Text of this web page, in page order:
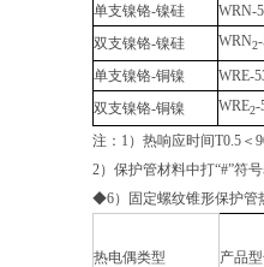
单支镍铬-镍硅
WRN-
双支镍铬-镍硅
WRN2
单支镍铬-铜镍
WRE-
双支镍铬-铜镍
WRE2-
注：1）热响应时间T0.5＜
2）保护管材料中打“#”符
◆6）固定螺纹锥形保护管
热电偶类型 产品